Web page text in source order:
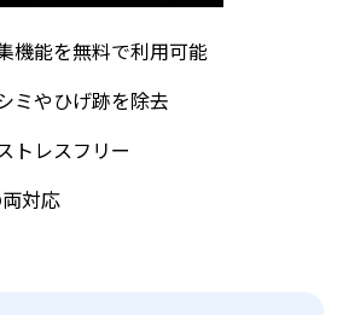
機能を無料で利用可能
ミやひげ跡を除去
トレスフリー
対応